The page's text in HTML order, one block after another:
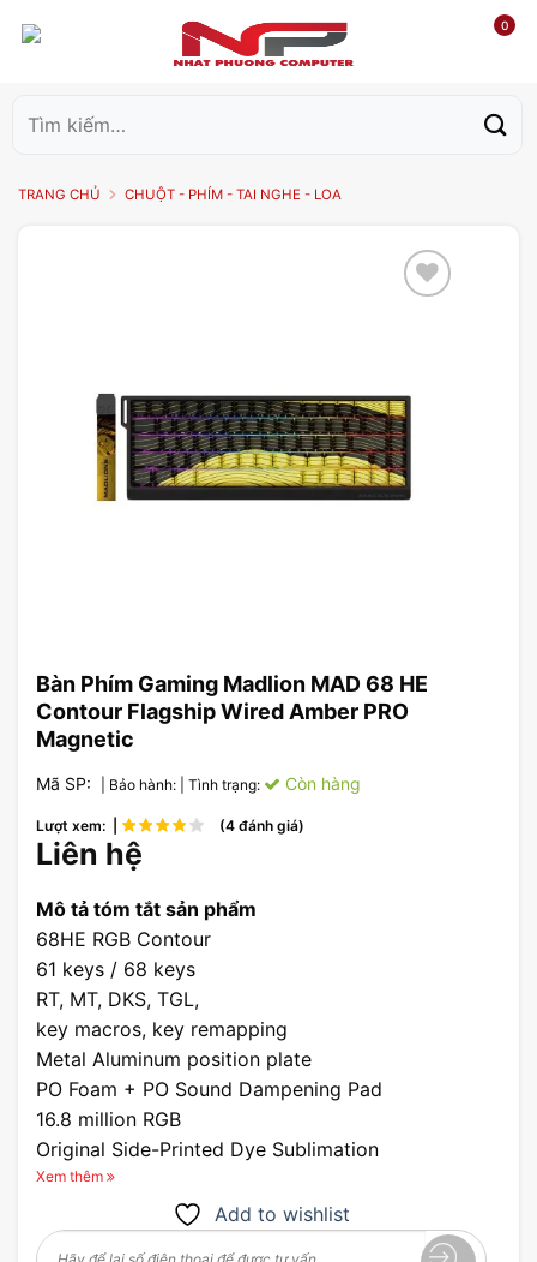
0
kiếm:
TRANG CHỦ CHUỘT - PHÍM - TAI NGHE - LOA
Bàn Phím Gaming Madlion MAD 68 HE
Contour Flagship Wired Amber PRO
Magnetic
Mã SP: | Bảo hành: | Tình trạng: Còn hàng
Lượt xem: | (4 đánh giá)
Liên hệ
Mô tả tóm tắt sản phẩm
68HE RGB Contour
61 keys / 68 keys
RT, MT, DKS, TGL,
key macros, key remapping
Metal Aluminum position plate
PO Foam + PO Sound Dampening Pad
16.8 million RGB
Original Side-Printed Dye Sublimation
PBT
8000Hz/16K-0.125mm
Xem thêm
Add to wishlist